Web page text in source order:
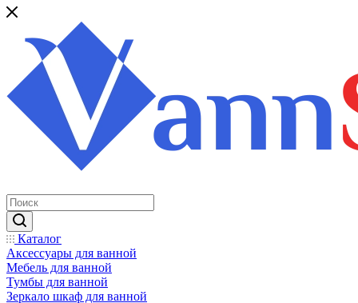
Каталог
Аксессуары для ванной
Мебель для ванной
Тумбы для ванной
Зеркало шкаф для ванной